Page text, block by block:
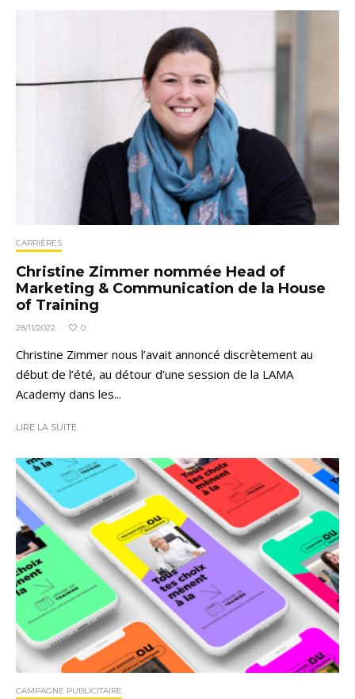
CARRIÈRES
Christine Zimmer nommée Head of
Marketing & Communication de la House
of Training
28/11/2022 · 0
Christine Zimmer nous l’avait annoncé discrètement au
début de l’été, au détour d’une session de la LAMA
Academy dans les...
LIRE LA SUITE
CAMPAGNE PUBLICITAIRE